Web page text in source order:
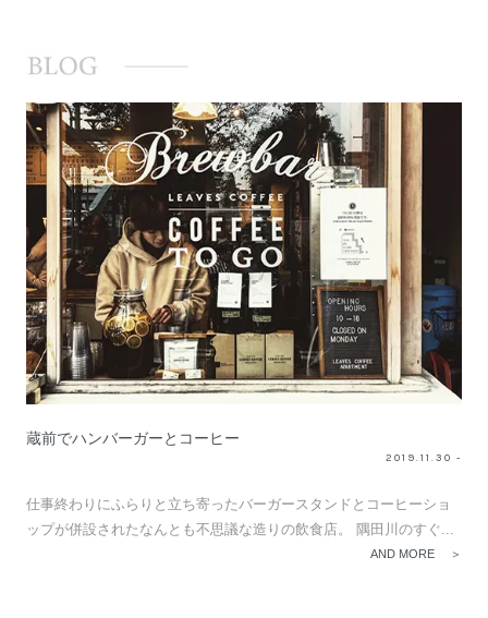
蔵前でハンバーガーとコーヒー
2019.11.30 -
仕事終わりにふらりと立ち寄ったバーガースタンドとコーヒーショ
ップが併設されたなんとも不思議な造りの飲食店。 隅田川のすぐ...
AND MORE ＞